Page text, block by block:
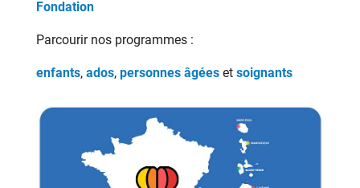
Fondation
Parcourir nos programmes :
enfants, ados, personnes âgées et soignants